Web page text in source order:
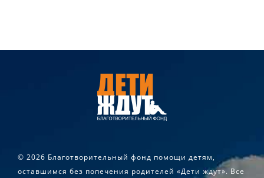
© 2026 Благотворительный фонд помощи детям,
оставшимся без попечения родителей «Дети ждут». Все